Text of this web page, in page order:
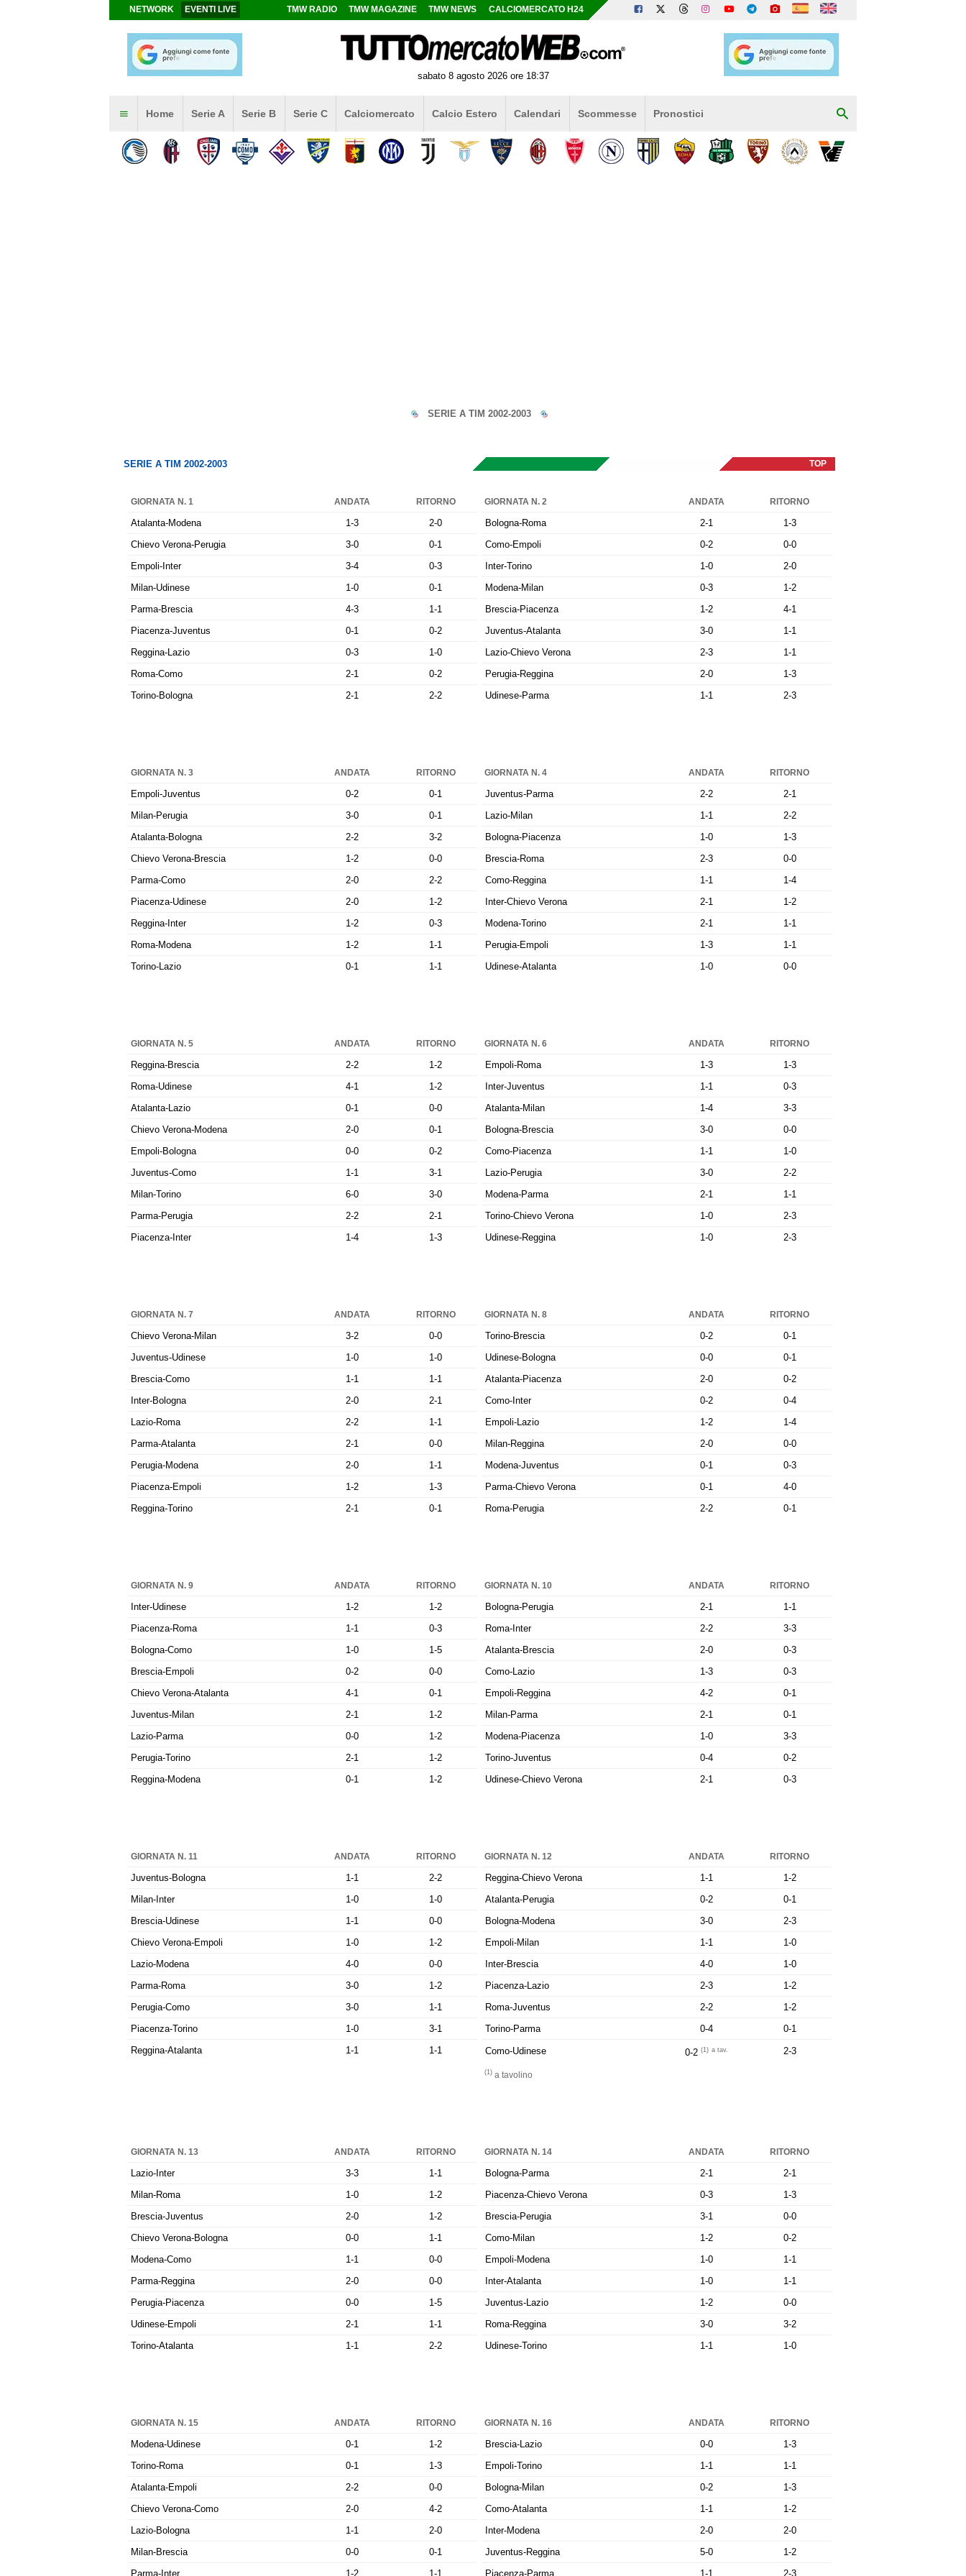
NETWORK EVENTI LIVE TMW RADIO TMW MAGAZINE TMW NEWS CALCIOMERCATO H24
sabato 8 agosto 2026 ore 18:37
Home Serie A Serie B Serie C Calciomercato Calcio Estero Calendari Scommesse Pronostici
SERIE A TIM 2002-2003
SERIE A TIM 2002-2003 TOP
GIORNATA N. 1 ANDATA RITORNO
Atalanta-Modena 1-3
2-0
Chievo Verona-Perugia
3-0
0-1
Empoli-Inter
3-4
0-3
Milan-Udinese
1-0
0-1
Parma-Brescia
4-3
1-1
Piacenza-Juventus
0-1
0-2
Reggina-Lazio
0-3
1-0
Roma-Como
2-1
0-2
Torino-Bologna
2-1 2-2
GIORNATA N. 2 ANDATA RITORNO
Bologna-Roma 2-1
1-3
Como-Empoli
0-2
0-0
Inter-Torino
1-0
2-0
Modena-Milan
0-3
1-2
Brescia-Piacenza
1-2
4-1
Juventus-Atalanta
3-0
1-1
Lazio-Chievo Verona
2-3
1-1
Perugia-Reggina
2-0
1-3
Udinese-Parma
1-1 2-3
GIORNATA N. 3 ANDATA RITORNO
Empoli-Juventus 0-2
0-1
Milan-Perugia
3-0
0-1
Atalanta-Bologna
2-2
3-2
Chievo Verona-Brescia
1-2
0-0
Parma-Como
2-0
2-2
Piacenza-Udinese
2-0
1-2
Reggina-Inter
1-2
0-3
Roma-Modena
1-2
1-1
Torino-Lazio
0-1 1-1
GIORNATA N. 4 ANDATA RITORNO
Juventus-Parma 2-2
2-1
Lazio-Milan
1-1
2-2
Bologna-Piacenza
1-0
1-3
Brescia-Roma
2-3
0-0
Como-Reggina
1-1
1-4
Inter-Chievo Verona
2-1
1-2
Modena-Torino
2-1
1-1
Perugia-Empoli
1-3
1-1
Udinese-Atalanta
1-0 0-0
GIORNATA N. 5 ANDATA RITORNO
Reggina-Brescia 2-2
1-2
Roma-Udinese
4-1
1-2
Atalanta-Lazio
0-1
0-0
Chievo Verona-Modena
2-0
0-1
Empoli-Bologna
0-0
0-2
Juventus-Como
1-1
3-1
Milan-Torino
6-0
3-0
Parma-Perugia
2-2
2-1
Piacenza-Inter
1-4 1-3
GIORNATA N. 6 ANDATA RITORNO
Empoli-Roma 1-3
1-3
Inter-Juventus
1-1
0-3
Atalanta-Milan
1-4
3-3
Bologna-Brescia
3-0
0-0
Como-Piacenza
1-1
1-0
Lazio-Perugia
3-0
2-2
Modena-Parma
2-1
1-1
Torino-Chievo Verona
1-0
2-3
Udinese-Reggina
1-0 2-3
GIORNATA N. 7 ANDATA RITORNO
Chievo Verona-Milan 3-2
0-0
Juventus-Udinese
1-0
1-0
Brescia-Como
1-1
1-1
Inter-Bologna
2-0
2-1
Lazio-Roma
2-2
1-1
Parma-Atalanta
2-1
0-0
Perugia-Modena
2-0
1-1
Piacenza-Empoli
1-2
1-3
Reggina-Torino
2-1 0-1
GIORNATA N. 8 ANDATA RITORNO
Torino-Brescia 0-2
0-1
Udinese-Bologna
0-0
0-1
Atalanta-Piacenza
2-0
0-2
Como-Inter
0-2
0-4
Empoli-Lazio
1-2
1-4
Milan-Reggina
2-0
0-0
Modena-Juventus
0-1
0-3
Parma-Chievo Verona
0-1
4-0
Roma-Perugia
2-2 0-1
GIORNATA N. 9 ANDATA RITORNO
Inter-Udinese 1-2
1-2
Piacenza-Roma
1-1
0-3
Bologna-Como
1-0
1-5
Brescia-Empoli
0-2
0-0
Chievo Verona-Atalanta
4-1
0-1
Juventus-Milan
2-1
1-2
Lazio-Parma
0-0
1-2
Perugia-Torino
2-1
1-2
Reggina-Modena
0-1 1-2
GIORNATA N. 10 ANDATA RITORNO
Bologna-Perugia 2-1
1-1
Roma-Inter
2-2
3-3
Atalanta-Brescia
2-0
0-3
Como-Lazio
1-3
0-3
Empoli-Reggina
4-2
0-1
Milan-Parma
2-1
0-1
Modena-Piacenza
1-0
3-3
Torino-Juventus
0-4
0-2
Udinese-Chievo Verona
2-1 0-3
GIORNATA N. 11 ANDATA RITORNO
Juventus-Bologna 1-1
2-2
Milan-Inter
1-0
1-0
Brescia-Udinese
1-1
0-0
Chievo Verona-Empoli
1-0
1-2
Lazio-Modena
4-0
0-0
Parma-Roma
3-0
1-2
Perugia-Como
3-0
1-1
Piacenza-Torino
1-0
3-1
Reggina-Atalanta
1-1 1-1
GIORNATA N. 12 ANDATA RITORNO
Reggina-Chievo Verona 1-1
1-2
Atalanta-Perugia
0-2
0-1
Bologna-Modena
3-0
2-3
Empoli-Milan
1-1
1-0
Inter-Brescia
4-0
1-0
Piacenza-Lazio
2-3
1-2
Roma-Juventus
2-2
1-2
Torino-Parma
0-4 0-1
Como-Udinese 0-2 (1) a tav. 2-3
(1) a tavolino
GIORNATA N. 13 ANDATA RITORNO
Lazio-Inter 3-3
1-1
Milan-Roma
1-0
1-2
Brescia-Juventus
2-0
1-2
Chievo Verona-Bologna
0-0
1-1
Modena-Como
1-1
0-0
Parma-Reggina
2-0
0-0
Perugia-Piacenza
0-0
1-5
Udinese-Empoli
2-1
1-1
Torino-Atalanta
1-1 2-2
GIORNATA N. 14 ANDATA RITORNO
Bologna-Parma 2-1
2-1
Piacenza-Chievo Verona
0-3
1-3
Brescia-Perugia
3-1
0-0
Como-Milan
1-2
0-2
Empoli-Modena
1-0
1-1
Inter-Atalanta
1-0
1-1
Juventus-Lazio
1-2
0-0
Roma-Reggina
3-0
3-2
Udinese-Torino
1-1 1-0
GIORNATA N. 15 ANDATA RITORNO
Modena-Udinese 0-1
1-2
Torino-Roma
0-1
1-3
Atalanta-Empoli
2-2
0-0
Chievo Verona-Como
2-0
4-2
Lazio-Bologna
1-1
2-0
Milan-Brescia
0-0
0-1
Parma-Inter
1-2 1-1
GIORNATA N. 16 ANDATA RITORNO
Brescia-Lazio 0-0
1-3
Empoli-Torino
1-1
1-1
Bologna-Milan
0-2
1-3
Como-Atalanta
1-1
1-2
Inter-Modena
2-0
2-0
Juventus-Reggina
5-0
1-2
Piacenza-Parma
1-1 2-3